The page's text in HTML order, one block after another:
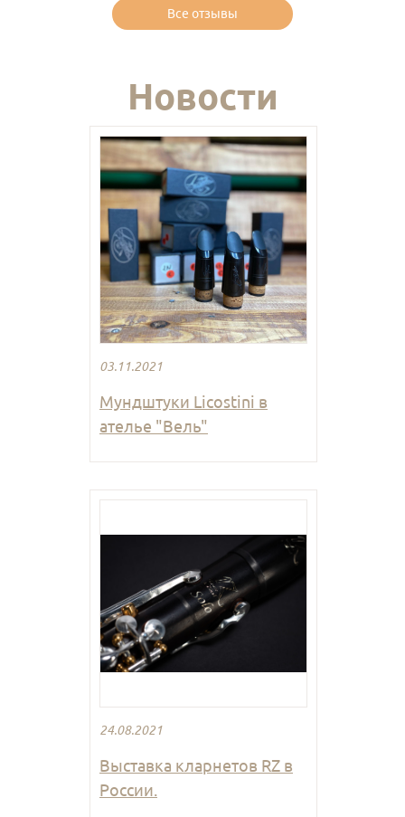
Все отзывы
Новости
03.11.2021
Мундштуки Licostini в
ателье "Вель"
24.08.2021
Выставка кларнетов RZ в
России.